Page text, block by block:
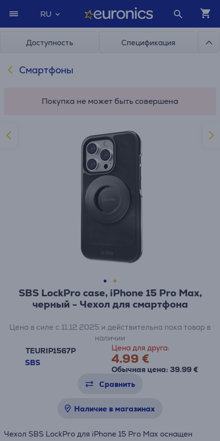
RU
Доступность Спецификация
Смартфоны
Покупка не может быть совершена
SBS LockPro case, iPhone 15 Pro Max,
черный - Чехол для смартфона
TEURIP1567P
SBS
Цена для друга:
4.99 €
Обычная цена: 39.99 €
Цена в силе с 11.12.2025 и действительна пока товар в
наличии
Сравнить
Наличие в магазинах
Чехол SBS LockPro для iPhone 15 Pro Max оснащен